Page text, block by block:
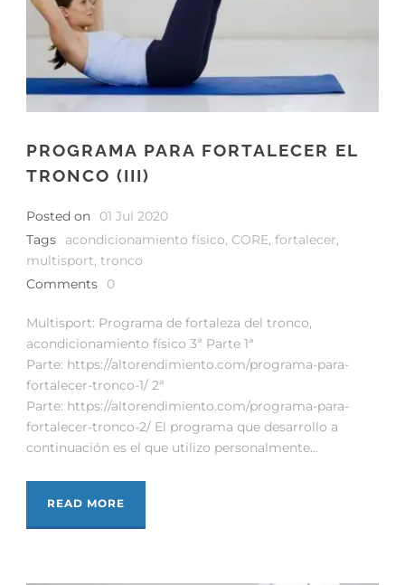
PROGRAMA PARA FORTALECER EL
TRONCO (III)
Posted on
01 Jul 2020
Tags
acondicionamiento físico, CORE, fortalecer,
multisport, tronco
Comments
0
Multisport: Programa de fortaleza del tronco,
acondicionamiento físico 3ª Parte 1ª
Parte: https://altorendimiento.com/programa-para-
fortalecer-tronco-1/ 2ª
Parte: https://altorendimiento.com/programa-para-
fortalecer-tronco-2/ El programa que desarrollo a
continuación es el que utilizo personalmente...
READ MORE